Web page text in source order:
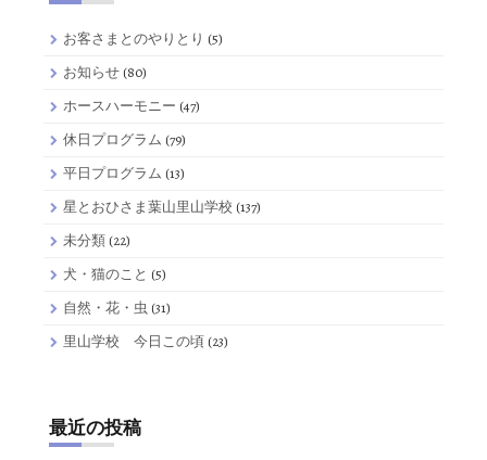
お客さまとのやりとり (5)
お知らせ (80)
ホースハーモニー (47)
休日プログラム (79)
平日プログラム (13)
星とおひさま葉山里山学校 (137)
未分類 (22)
犬・猫のこと (5)
自然・花・虫 (31)
里山学校 今日この頃 (23)
最近の投稿